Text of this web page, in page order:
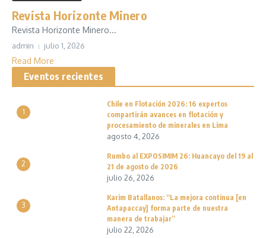
Revista Horizonte Minero
Revista Horizonte Minero...
admin julio 1, 2026
Read More
Eventos recientes
1
Chile en Flotación 2026: 16 expertos
compartirán avances en flotación y
procesamiento de minerales en Lima
agosto 4, 2026
2
Rumbo al EXPOSIMIM 26: Huancayo del 19 al
21 de agosto de 2026
julio 26, 2026
3
Karim Batallanos: “La mejora continua [en
Antapaccay] forma parte de nuestra
manera de trabajar”
julio 22, 2026